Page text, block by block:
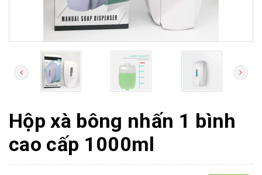
Hộp xà bông nhấn 1 bình
cao cấp 1000ml